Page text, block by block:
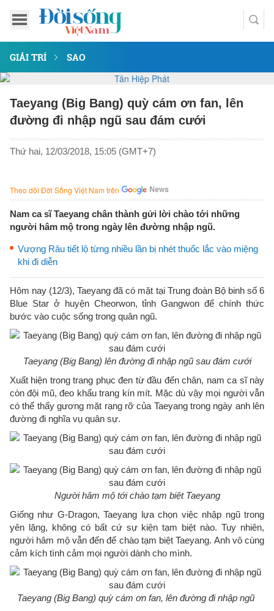
GIẢI TRÍ SAO
Taeyang (Big Bang) quỳ cám ơn fan, lên
đường đi nhập ngũ sau đám cưới
Thứ hai, 12/03/2018, 15:05 (GMT+7)
Theo dõi Đời Sống Việt Nam trên
Nam ca sĩ Taeyang chân thành gửi lời chào tới những
người hâm mộ trong ngày lên đường nhập ngũ.
Vượng Râu tiết lộ từng nhiều lần bị nhét thuốc lắc vào miệng
khi đi diễn
Hôm nay (12/3), Taeyang đã có mặt tại Trung đoàn Bộ binh số 6
Blue Star ở huyện Cheorwon, tỉnh Gangwon để chính thức
bước vào cuộc sống trong quân ngũ.
Taeyang (Big Bang) lên đường đi nhập ngũ sau đám cưới
Xuất hiện trong trang phục đen từ đầu đến chân, nam ca sĩ này
còn đội mũ, đeo khẩu trang kín mít. Mặc dù vậy mọi người vẫn
có thể thấy gương mặt rạng rỡ của Taeyang trong ngày anh lên
đường đi nghĩa vụ quân sự.
Người hâm mộ tới chào tạm biệt Taeyang
Giống như G-Dragon, Taeyang lựa chọn việc nhập ngũ trong
yên lặng, không có bất cứ sự kiện tạm biệt nào. Tuy nhiên,
người hâm mộ vẫn đến để chào tạm biệt Taeyang. Anh vô cùng
cảm kích tình cảm mọi người dành cho mình.
Taeyang (Big Bang) quỳ cám ơn fan, lên đường đi nhập ngũ